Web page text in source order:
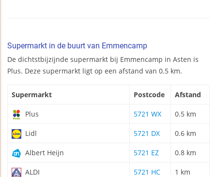
Supermarkt in de buurt van Emmencamp
De dichtstbijzijnde supermarkt bij Emmencamp in Asten is
Plus. Deze supermarkt ligt op een afstand van 0.5 km.
Supermarkt Postcode Afstand
Plus 5721 WX 0.5 km
Lidl 5721 DX 0.6 km
Albert Heijn 5721 EZ 0.8 km
ALDI 5721 HC 1 km